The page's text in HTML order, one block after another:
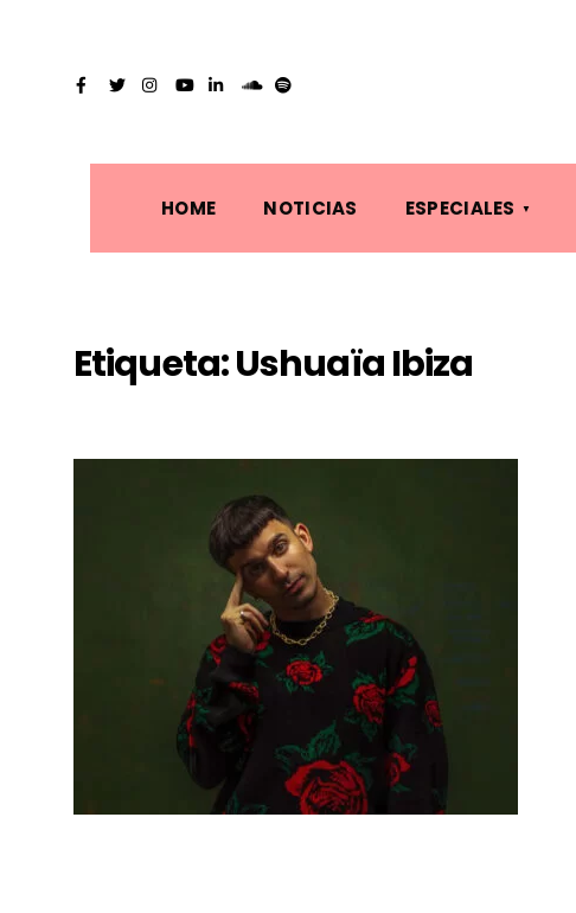
HOME NOTICIAS ESPECIALES
Etiqueta:Ushuaïa Ibiza